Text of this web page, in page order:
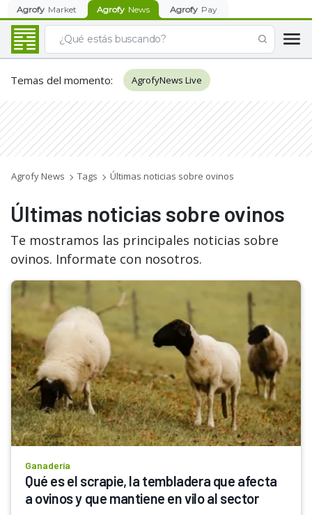
Agrofy Market Agrofy News Agrofy Pay
Temas del momento: AgrofyNews Live
Agrofy News Tags Últimas noticias sobre ovinos
Últimas noticias sobre ovinos
Te mostramos las principales noticias sobre
ovinos. Informate con nosotros.
Ganadería
Qué es el scrapie, la tembladera que afecta
a ovinos y que mantiene en vilo al sector